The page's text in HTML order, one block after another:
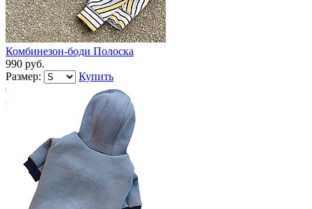
Комбинезон-боди Полоска
990 руб.
Размер:
Купить